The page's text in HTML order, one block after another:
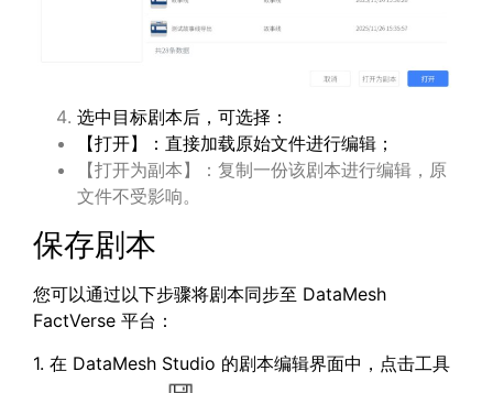
选中目标剧本后，可选择：
【打开】：直接加载原始文件进行编辑；
【打开为副本】：复制一份该剧本进行编辑，原
文件不受影响。
保存剧本
您可以通过以下步骤将剧本同步至 DataMesh
FactVerse 平台：
1. 在 DataMesh Studio 的剧本编辑界面中，点击工具